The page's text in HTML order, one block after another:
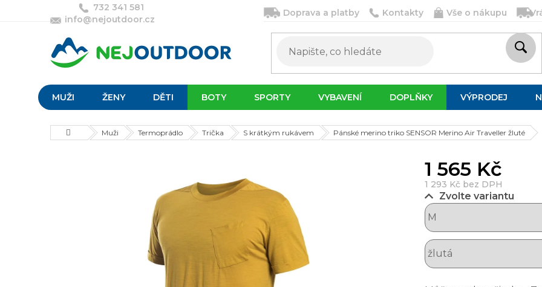
732 341 581
info@nejoutdoor.cz
Doprava a platby Kontakty Vše o nákupu
MUŽI ŽENY DĚTI BOTY SPORTY VYBAVENÍ DOPLŇKY VÝPRODEJ
DomůMuži Termoprádlo Trička S krátkým rukávem Pánské merino triko SENSOR Merino Air Traveller žluté
1 565 Kč
1 293 Kč bez DPH
Zvolte variantu